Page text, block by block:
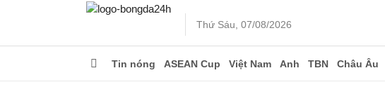
Thứ Sáu, 07/08/2026
Tin nóng ASEAN Cup Việt Nam Anh TBN Châu Âu